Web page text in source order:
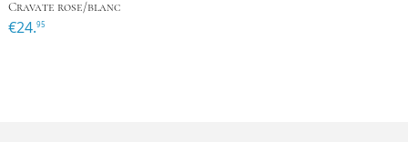
Cravate rose/blanc
€24.95